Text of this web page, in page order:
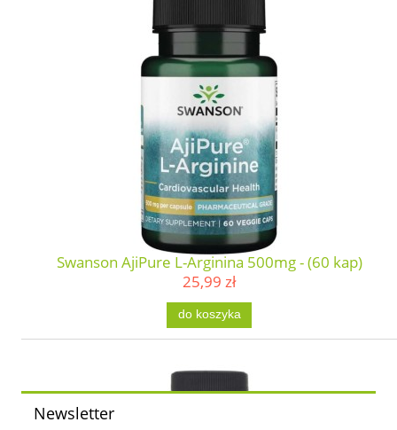
Swanson AjiPure L-Arginina 500mg - (60 kap)
25,99 zł
do koszyka
Newsletter